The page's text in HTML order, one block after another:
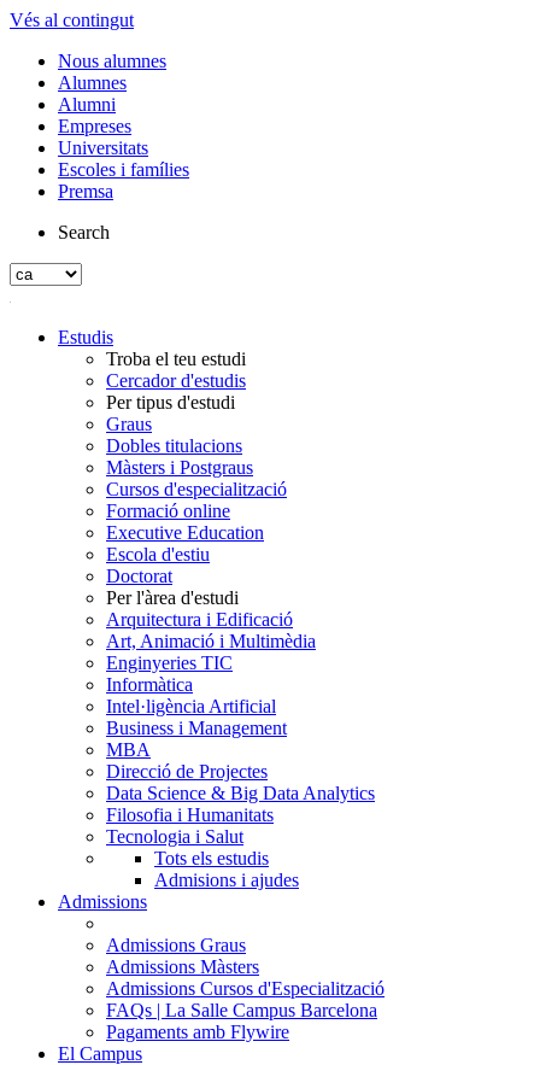
Vés al contingut
Nous alumnes
Alumnes
Alumni
Empreses
Universitats
Escoles i famílies
Premsa
Search
Estudis
Troba el teu estudi
Cercador d'estudis
Per tipus d'estudi
Graus
Dobles titulacions
Màsters i Postgraus
Cursos d'especialització
Formació online
Executive Education
Escola d'estiu
Doctorat
Per l'àrea d'estudi
Arquitectura i Edificació
Art, Animació i Multimèdia
Enginyeries TIC
Informàtica
Intel·ligència Artificial
Business i Management
MBA
Direcció de Projectes
Data Science & Big Data Analytics
Filosofia i Humanitats
Tecnologia i Salut
Tots els estudis
Admisions i ajudes
Admissions
Admissions Graus
Admissions Màsters
Admissions Cursos d'Especialització
FAQs | La Salle Campus Barcelona
Pagaments amb Flywire
El Campus